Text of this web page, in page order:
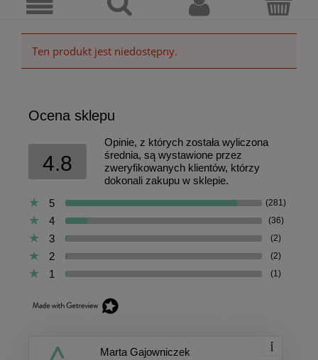
Ten produkt jest niedostępny.
Ocena sklepu
4.8
Opinie, z których została wyliczona
średnia, są wystawione przez
zweryfikowanych klientów, którzy
dokonali zakupu w sklepie.
5
(281)
4 (36)
3 (2)
2 (2)
1 (1)
Marta Gajowniczek